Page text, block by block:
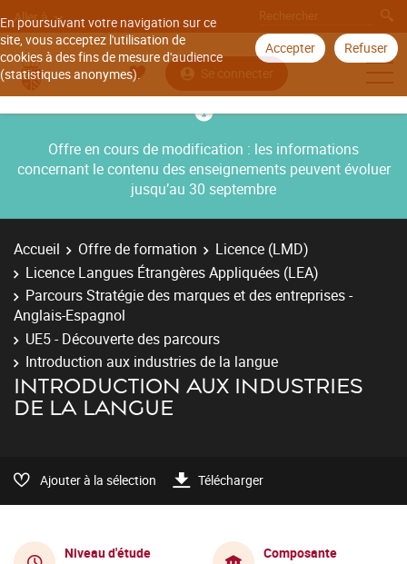
En poursuivant votre navigation sur ce
site, vous acceptez l'utilisation de
cookies à des fins de mesure d'audience
(statistiques anonymes).
Accepter Refuser
Aller à
Se connecter
Offre en cours de modification : les informations
concernant le contenu des enseignements peuvent évoluer
jusqu’au 30 septembre
Accueil Offre de formation
Licence (LMD)
Licence Langues Étrangères Appliquées (LEA)
Parcours Stratégie des marques et des entreprises -
Anglais-Espagnol
UE5 - Découverte des parcours
Introduction aux industries de la langue
INTRODUCTION AUX INDUSTRIES
DE LA LANGUE
Ajouter à la sélection Télécharger
Niveau d'étude
Composante